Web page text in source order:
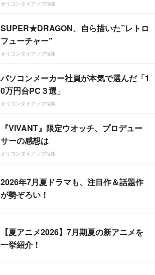
オリコンタイアップ特集
SUPER★DRAGON、自ら描いた”レトロ
フューチャー”
オリコンタイアップ特集
パソコンメーカー社員が本気で選んだ「1
0万円台PC３選」
オリコンタイアップ特集
『VIVANT』限定ウオッチ、プロデュー
サーの感想は
オリコンタイアップ特集
2026年7月夏ドラマも、注目作＆話題作
が勢ぞろい！
【夏アニメ2026】7月期夏の新アニメを
一挙紹介！